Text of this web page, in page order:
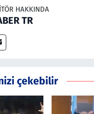
HAKKINDA
TR
çekebilir